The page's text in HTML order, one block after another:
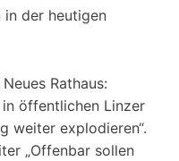
in der heutigen
Rathaus:
öffentlichen Linzer
weiter explodieren“.
„Offenbar sollen